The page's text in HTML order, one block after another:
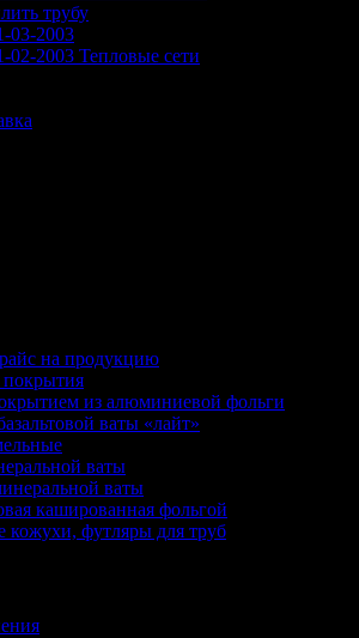
трубу
2003
2003 Тепловые сети
на продукцию
из алюминиевой фольги
ваты «лайт»
ваты
ваты
кашированная фольгой
футляры для труб